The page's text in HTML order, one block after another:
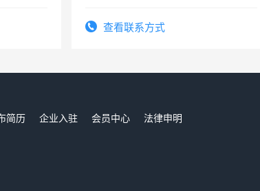
查看联系方式
简历 企业入驻 会员中心
法律申明